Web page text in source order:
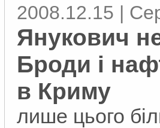
2008.12.15 |
Янукович
Броди і
в Криму
лише цього